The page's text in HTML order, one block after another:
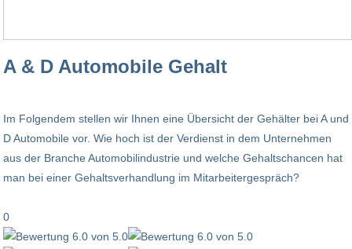
A & D Automobile Gehalt
Im Folgendem stellen wir Ihnen eine Übersicht der Gehälter bei A und
D Automobile vor. Wie hoch ist der Verdienst in dem Unternehmen
aus der Branche Automobilindustrie und welche Gehaltschancen hat
man bei einer Gehaltsverhandlung im Mitarbeitergespräch?
0